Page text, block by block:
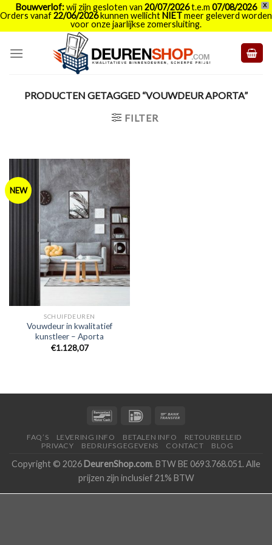
X
Bouwverlof:wij zijn gesloten van 20/07/2026t.e.m 07/08/2026
Orders vanaf22/06/2026kunnen wellichtNIETmeer geleverd worden
voor onze jaarlijkse zomersluiting.
PRODUCTEN GETAGGED “VOUWDEUR APORTA”
FILTER
NEW
SCHUIFDEUREN
Vouwdeur in kwalitatief
kunstleer – Aporta
€1.128,07
FAQ’S LEVERING INFO BETALEN INFO
RETOURBELEID
PRIVACY
BEDRIJFSGEGEVENS CONTACT BLOG
Copyright © 2026 DeurenShop.com. BTW BE 0693.768.051. Alle
prijzen zijn inclusief 21% BTW